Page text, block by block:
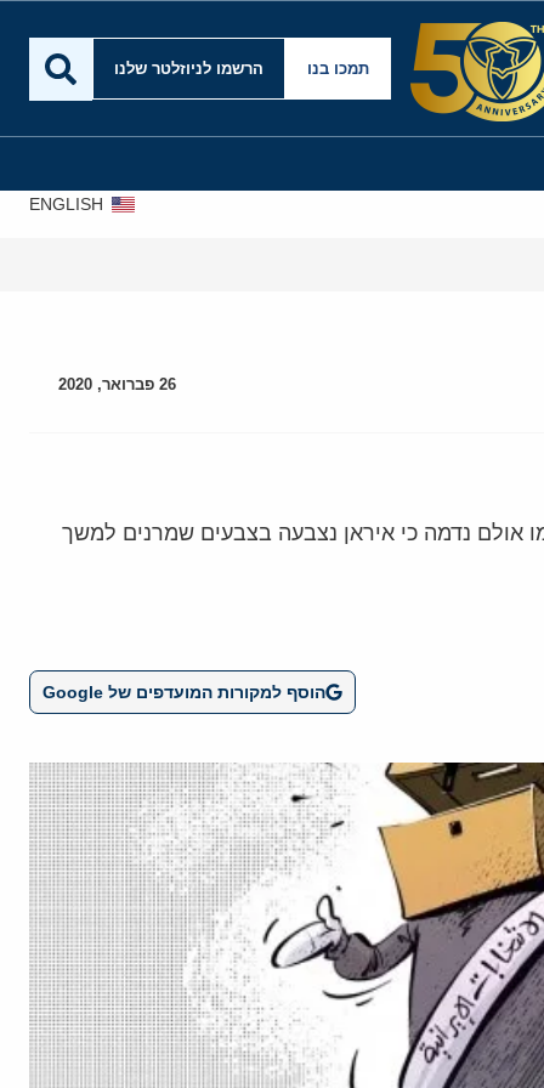
תמכו בנו הרשמו לניוזלטר שלנו
ENGLISH
26 פברואר, 2020
אולם נדמה כי איראן נצבעה בצבעים שמרנים למשך
הוסף למקורות המועדפים של Google